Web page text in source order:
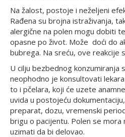
Na žalost, postoje i neželjeni
Rađena su brojna istraživanja,
alergične na polen mogu dobiti
opasne po život. Može doći do
bubrega. Na sreću, ove reakcije
U cilju bezbednog konzumiranja
neophodno je konsultovati
to i pčelara, koji će uzete
uvida u postojeću
preparat, dozu, vremenski
brigu o pacijentu. Polen se
uzimati da bi delovao.